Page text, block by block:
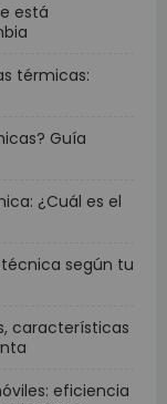
está
térmicas:
Guía
¿Cuál es el
según tu
características
eficiencia